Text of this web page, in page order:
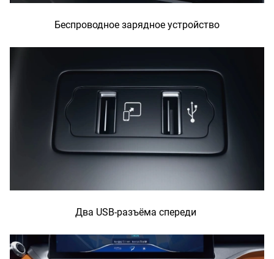
Беспроводное зарядное устройство
Два USB-разъёма спереди